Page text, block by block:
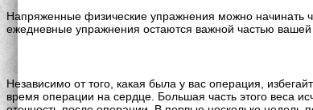
Напряженные физические упражнения можно начинать
ежедневные упражнения остаются важной частью
Независимо от того, какая была у вас операция,
время операции на сердце. Большая часть этого веса